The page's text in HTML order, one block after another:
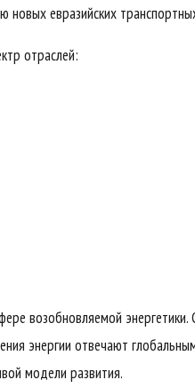
новых евразийских
отраслей:
возобновляемой
энергии отвечают
модели развития.